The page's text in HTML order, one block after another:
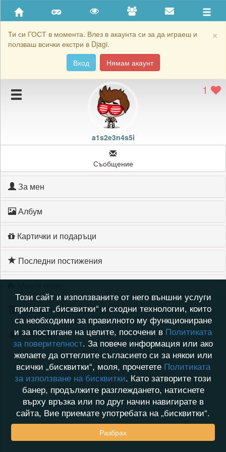
×
Ти си ГОСТ в момента. Влез в акаунта си за да играеш и
ползваш всички екстри в Djagi.
Вход
Нямам акаунт
Приятели
Хронология на игри
Подаръците на a1s2e3n4s5i
Картичките на a1s2e3n4s5i
Блокирай a1s2e3n4s5i
1
a1s2e3n4s5i
Съобщение
За мен
Албум
Картички и подаръци
Последни постижения
Хронология на игри
Активност
Този сайт и използваните от него външни услуги
прилагат „бисквитки“ и сходни технологии, които
са необходими за правилното му функциониране
и за постигане на целите, посочени в Политиката
за поверителност. За повече информация или ако
желаете да оттеглите съгласието си за някои или
всички „бисквитки“, моля, прочетете Политиката
за използване на бисквитки. Като затворите този
банер, продължите разглеждането, натиснете
върху връзка или по друг начин навигирате в
сайта, Вие приемате употребата на „бисквитки“.
Разбрах